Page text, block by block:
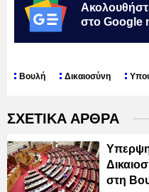
στο Google
Βουλή Δικαιοσύνη
ΣΧΕΤΙΚΑ ΑΡΘΡΑ
στη